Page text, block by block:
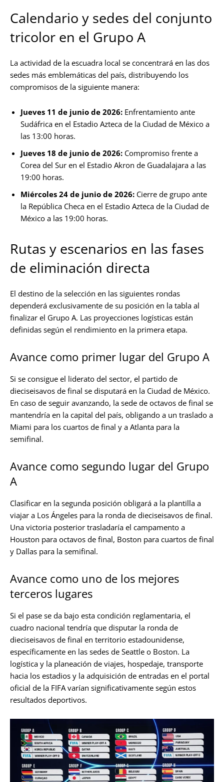
Calendario y sedes del conjunto
tricolor en el Grupo A
La actividad de la escuadra local se concentrará en las dos
sedes más emblemáticas del país, distribuyendo los
compromisos de la siguiente manera:
Jueves 11 de junio de 2026: Enfrentamiento ante
Sudáfrica en el Estadio Azteca de la Ciudad de México a
las 13:00 horas.
Jueves 18 de junio de 2026: Compromiso frente a
Corea del Sur en el Estadio Akron de Guadalajara a las
19:00 horas.
Miércoles 24 de junio de 2026: Cierre de grupo ante
la República Checa en el Estadio Azteca de la Ciudad de
México a las 19:00 horas.
Rutas y escenarios en las fases
de eliminación directa
El destino de la selección en las siguientes rondas
dependerá exclusivamente de su posición en la tabla al
finalizar el Grupo A. Las proyecciones logísticas están
definidas según el rendimiento en la primera etapa.
Avance como primer lugar del Grupo A
Si se consigue el liderato del sector, el partido de
dieciseisavos de final se disputará en la Ciudad de México.
En caso de seguir avanzando, la sede de octavos de final se
mantendría en la capital del país, obligando a un traslado a
Miami para los cuartos de final y a Atlanta para la
semifinal.
Avance como segundo lugar del Grupo
A
Clasificar en la segunda posición obligará a la plantilla a
viajar a Los Ángeles para la ronda de dieciseisavos de final.
Una victoria posterior trasladaría el campamento a
Houston para octavos de final, Boston para cuartos de final
y Dallas para la semifinal.
Avance como uno de los mejores
terceros lugares
Si el pase se da bajo esta condición reglamentaria, el
cuadro nacional tendría que disputar la ronda de
dieciseisavos de final en territorio estadounidense,
específicamente en las sedes de Seattle o Boston. La
logística y la planeación de viajes, hospedaje, transporte
hacia los estadios y la adquisición de entradas en el portal
oficial de la FIFA varían significativamente según estos
resultados deportivos.